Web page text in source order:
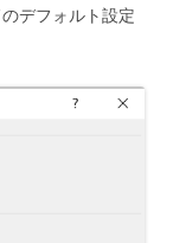
デフォルト設定